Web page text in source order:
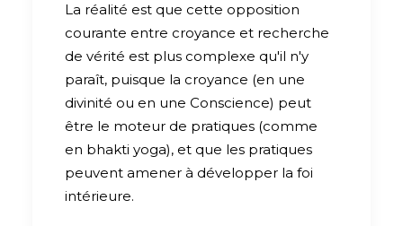
La réalité est que cette opposition
courante entre croyance et recherche
de vérité est plus complexe qu'il n'y
paraît, puisque la croyance (en une
divinité ou en une Conscience) peut
être le moteur de pratiques (comme
en bhakti yoga), et que les pratiques
peuvent amener à développer la foi
intérieure.